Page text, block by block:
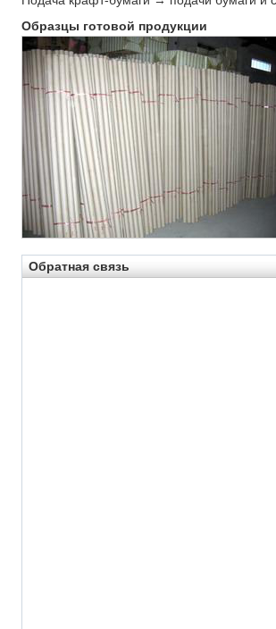
Образцы готовой продукции
Обратная связь